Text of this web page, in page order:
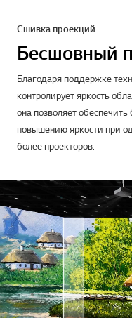
Сшивка проекций
Бесшовный
Благодаря поддержке
контролирует яркость
она позволяет
повышению яркости при
более проекторов.